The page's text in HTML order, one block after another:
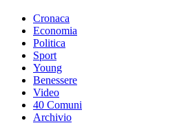
Cronaca
Economia
Politica
Sport
Young
Benessere
Video
40 Comuni
Archivio